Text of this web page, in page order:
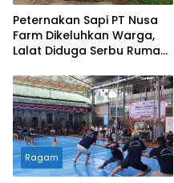
Peternakan Sapi PT Nusa
Farm Dikeluhkan Warga,
Lalat Diduga Serbu Rumah
Ragam